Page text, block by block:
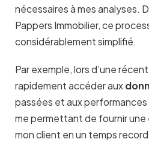
nécessaires à mes analyses.
Pappers Immobilier, ce
considérablement simplifié.
Par exemple, lors d’une
rapidement accéder aux
passées et aux
me permettant de fournir une
mon client en un temps